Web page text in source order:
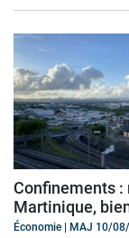
Confinements :
Martinique,
Économie | MAJ 10/